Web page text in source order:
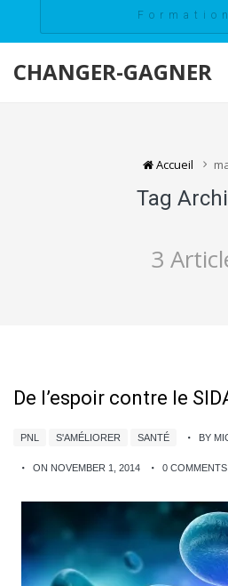
CHANGER-GAGNER
Accueil
Tag
3
De l’espoir contre le
PNL S'AMÉLIORER SANTÉ BY
ON NOVEMBER 1, 2014 0 COMMENTS